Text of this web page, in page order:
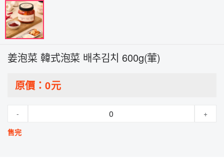
姜泡菜 韓式泡菜 배추김치 600g(葷)
原價：0元
-
+
售完